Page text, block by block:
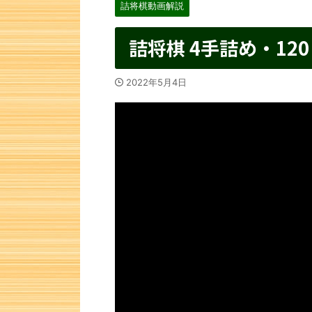
詰将棋動画解説
詰将棋 4手詰め・
2022年5月4日